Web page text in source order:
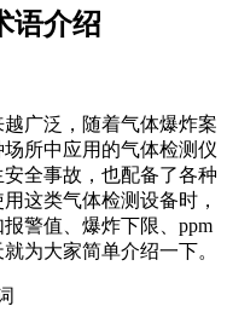
语介绍
广泛，随着气体爆炸案
所中应用的气体检测仪
全事故，也配备了各种
这类气体检测设备时，
警值、爆炸下限、ppm
为大家简单介绍一下。